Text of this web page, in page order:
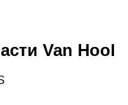
Van Hool